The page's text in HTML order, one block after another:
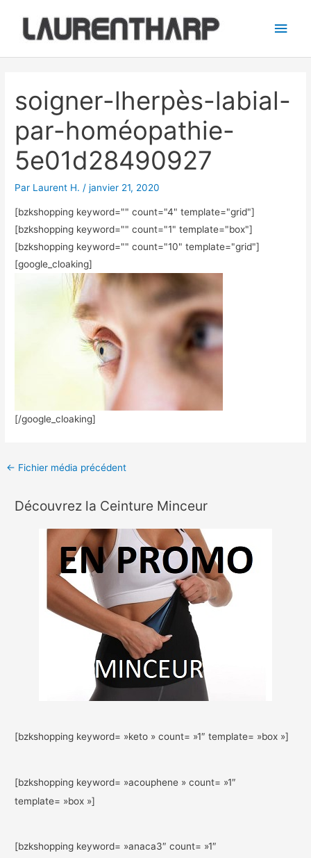
contenu
soigner-lherpès-labial-
par-homéopathie-
5e01d28490927
Par Laurent H. /janvier 21, 2020
[bzkshopping keyword="" count="4" template="grid"]
[bzkshopping keyword="" count="1" template="box"]
[bzkshopping keyword="" count="10" template="grid"]
[google_cloaking]
[/google_cloaking]
articles
← Fichier média précédent
Découvrez la Ceinture Minceur
[bzkshopping keyword= »keto » count= »1″ template= »box »]
[bzkshopping keyword= »acouphene » count= »1″
template= »box »]
[bzkshopping keyword= »anaca3″ count= »1″